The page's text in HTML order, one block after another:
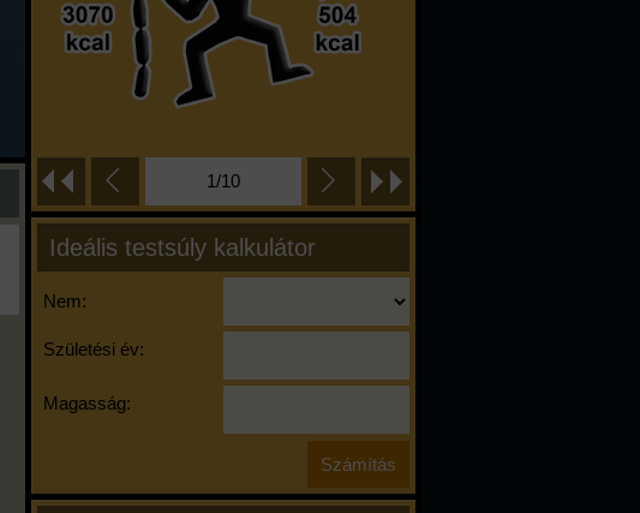
1/10
Ideális testsúly kalkulátor
Nem:
Születési év:
Magasság: